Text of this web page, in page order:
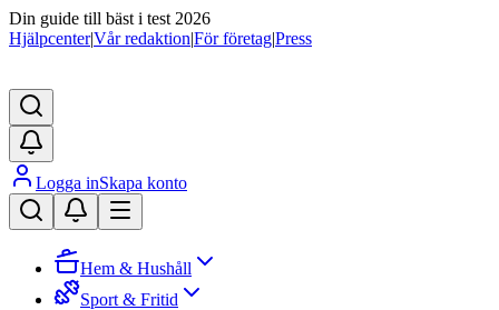
Din guide till bäst i test 2026
Hjälpcenter|Vår redaktion|För företag|Press
Logga inSkapa konto
Hem & Hushåll
Sport & Fritid